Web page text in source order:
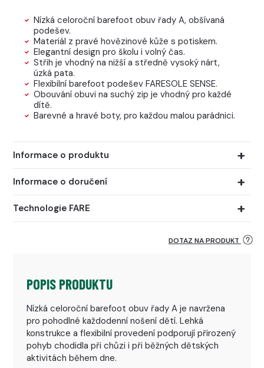
Nízká celoroční barefoot obuv řady A, obšívaná
podešev.
Materiál z pravé hovězinové kůže s potiskem.
Elegantní design pro školu i volný čas.
Střih je vhodný na nižší a středně vysoký nárt,
úzká pata.
Flexibilní barefoot podešev FARESOLE SENSE.
Obouvání obuvi na suchý zip je vhodný pro každé
dítě.
Barevné a hravé boty, pro každou malou parádnici.
Informace o produktu
Informace o doručení
Technologie FARE
DOTAZ NA PRODUKT
POPIS PRODUKTU
Nízká celoroční barefoot obuv řady A je navržena
pro pohodlné každodenní nošení dětí. Lehká
konstrukce a flexibilní provedení podporují přirozený
pohyb chodidla při chůzi i při běžných dětských
aktivitách během dne.